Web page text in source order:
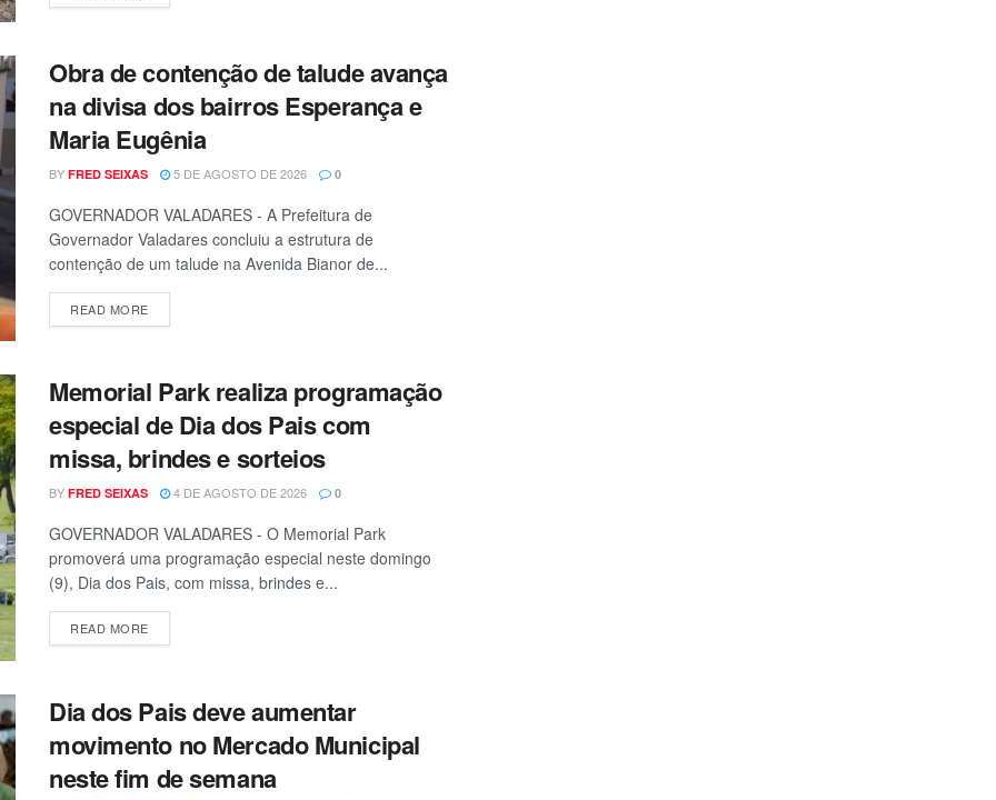
Obra de contenção de talude avança
na divisa dos bairros Esperança e
Maria Eugênia
BY FRED SEIXAS 5 DE AGOSTO DE 2026 0
GOVERNADOR VALADARES - A Prefeitura de
Governador Valadares concluiu a estrutura de
contenção de um talude na Avenida Bianor de...
READ MORE
Memorial Park realiza programação
especial de Dia dos Pais com
missa, brindes e sorteios
BY FRED SEIXAS 4 DE AGOSTO DE 2026 0
GOVERNADOR VALADARES - O Memorial Park
promoverá uma programação especial neste domingo
(9), Dia dos Pais, com missa, brindes e...
READ MORE
Dia dos Pais deve aumentar
movimento no Mercado Municipal
neste fim de semana